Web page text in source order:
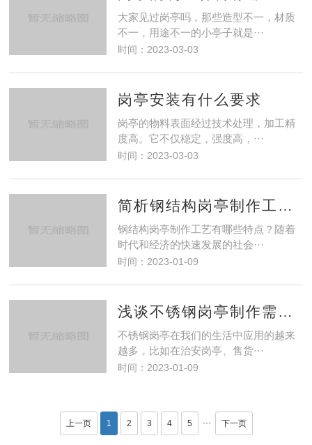
大家见过岗亭吗，那些造型不一，材质
不一，用途不一的小亭子就是···
时间：2023-03-03
岗亭安装有什么要求
岗亭的物料表面经过技术处理，加工精
度高。它不仅稳定，强度高，···
时间：2023-03-03
简析钢结构岗亭制作工艺特点
钢结构岗亭制作工艺有哪些特点？随着
时代和经济的快速发展的社会···
时间：2023-01-09
浅谈不锈钢岗亭制作需注意的问题
不锈钢岗亭在我们的生活中应用的越来
越多，比如在治安岗亭、售货···
时间：2023-01-09
上一页 1 2 3 4 5 ··· 下一页